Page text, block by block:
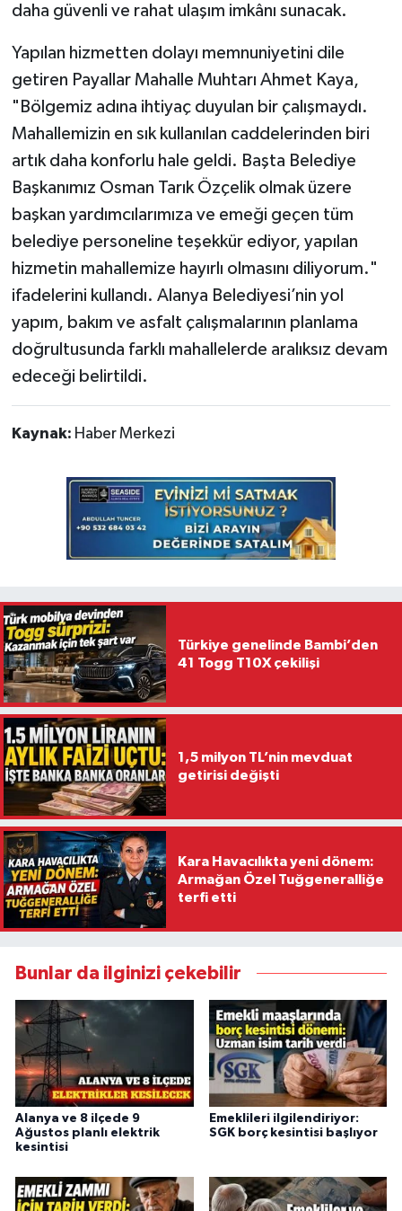
daha güvenli ve rahat ulaşım imkânı sunacak.
Yapılan hizmetten dolayı memnuniyetini dile
getiren Payallar Mahalle Muhtarı Ahmet Kaya,
"Bölgemiz adına ihtiyaç duyulan bir çalışmaydı.
Mahallemizin en sık kullanılan caddelerinden biri
artık daha konforlu hale geldi. Başta Belediye
Başkanımız Osman Tarık Özçelik olmak üzere
başkan yardımcılarımıza ve emeği geçen tüm
belediye personeline teşekkür ediyor, yapılan
hizmetin mahallemize hayırlı olmasını diliyorum."
ifadelerini kullandı. Alanya Belediyesi’nin yol
yapım, bakım ve asfalt çalışmalarının planlama
doğrultusunda farklı mahallelerde aralıksız devam
edeceği belirtildi.
Kaynak: Haber Merkezi
Türkiye genelinde Bambi’den
41 Togg T10X çekilişi
1,5 milyon TL’nin mevduat
getirisi değişti
Kara Havacılıkta yeni dönem:
Armağan Özel Tuğgeneralliğe
terfi etti
Bunlar da ilginizi çekebilir
Alanya ve 8 ilçede 9
Ağustos planlı elektrik
kesintisi
Emeklileri ilgilendiriyor:
SGK borç kesintisi başlıyor